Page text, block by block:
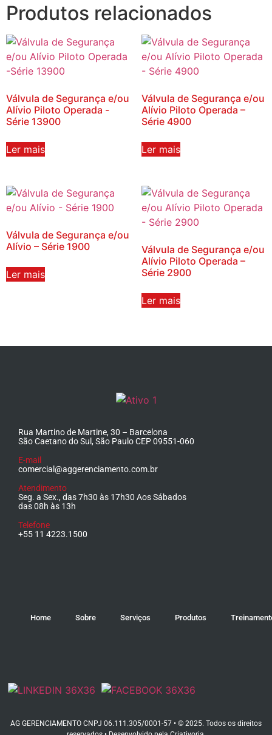
Produtos relacionados
Válvula de Segurança e/ou
Alívio Piloto Operada -
Série 13900
Ler mais
Válvula de Segurança e/ou
Alívio Piloto Operada –
Série 4900
Ler mais
Válvula de Segurança e/ou
Alívio – Série 1900
Ler mais
Válvula de Segurança e/ou
Alívio Piloto Operada –
Série 2900
Ler mais
Rua Martino de Martine, 30 – Barcelona
São Caetano do Sul, São Paulo CEP 09551-060
E-mail
comercial@aggerenciamento.com.br
Atendimento
Seg. a Sex., das 7h30 às 17h30 Aos Sábados
das 08h às 13h
Telefone
+55 11 4223.1500
Home Sobre Serviços Produtos
AG GERENCIAMENTO CNPJ 06.111.305/0001-57 • © 2025. Todos os direitos